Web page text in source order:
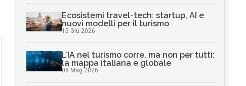
Ecosistemi travel-tech: startup, AI e
nuovi modelli per il turismo
15 Giu 2026
L’IA nel turismo corre, ma non per tutti:
la mappa italiana e globale
08 Mag 2026